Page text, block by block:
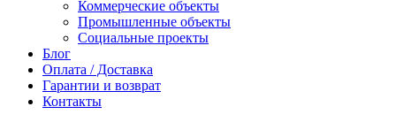
Коммерческие объекты
Промышленные объекты
Социальные проекты
Блог
Оплата / Доставка
Гарантии и возврат
Контакты